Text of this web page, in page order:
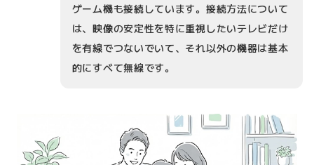
ゲーム機も接続しています。接続方法について
は、映像の安定性を特に重視したいテレビだけ
を有線でつないでいて、それ以外の機器は基本
的にすべて無線です。